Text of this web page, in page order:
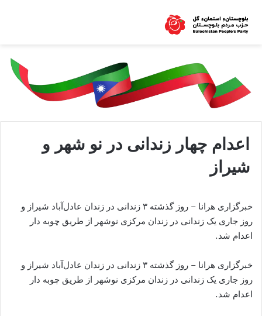
اعدام چهار زندانی در نو شهر و
شیراز
خبرگزاری هرانا – روز گذشته ۳ زندانی در زندان عادل‌آباد شیراز و
روز جاری یک زندانی در زندان مرکزی نوشهر از طریق چوبه دار
اعدام شد.
خبرگزاری هرانا – روز گذشته ۳ زندانی در زندان عادل‌آباد شیراز و
روز جاری یک زندانی در زندان مرکزی نوشهر از طریق چوبه دار
اعدام شد.